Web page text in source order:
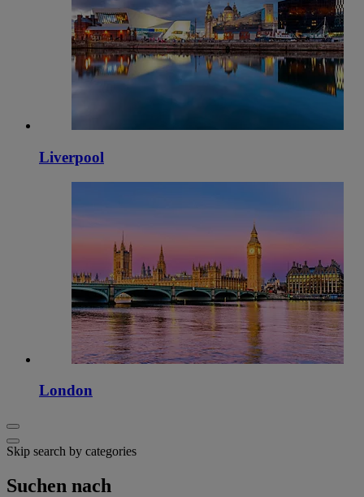
Liverpool
London
Skip search by categories
Suchen nach